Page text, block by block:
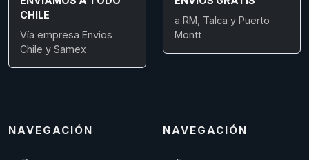
CHILE
Vía empresa Envios
Chile y Samex
a RM, Talca y Puerto
Montt
NAVEGACIÓN NAVEGACIÓN